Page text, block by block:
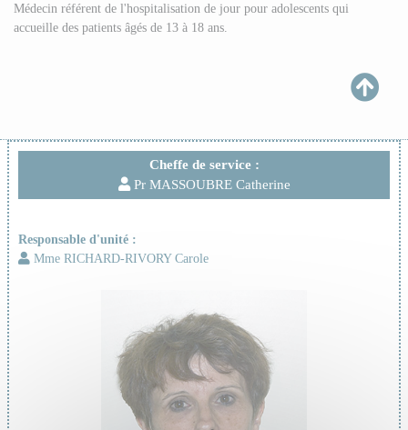
Cheffe de service :
Pr MASSOUBRE Catherine
Responsable d'unité :
Mme RICHARD-RIVORY Carole
Médecin référent de l'hospitalisation de jour pour adolescents qui
accueille des patients âgés de 13 à 18 ans.